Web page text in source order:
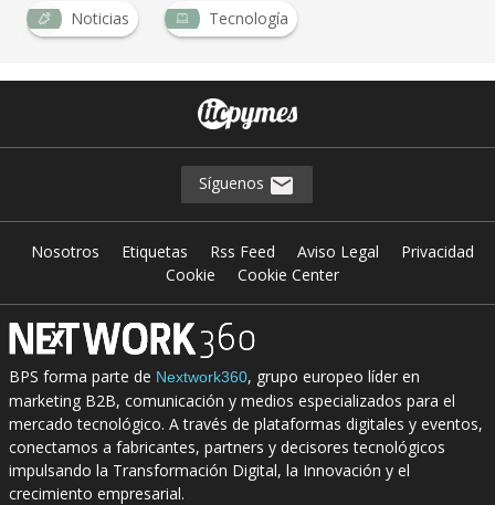
Noticias Tecnología
Síguenos
Nosotros Etiquetas Rss Feed Aviso Legal
Privacidad
Cookie
Cookie Center
BPS forma parte de Nextwork360, grupo europeo líder en
marketing B2B, comunicación y medios especializados para el
mercado tecnológico. A través de plataformas digitales y eventos,
conectamos a fabricantes, partners y decisores tecnológicos
impulsando la Transformación Digital, la Innovación y el
crecimiento empresarial.